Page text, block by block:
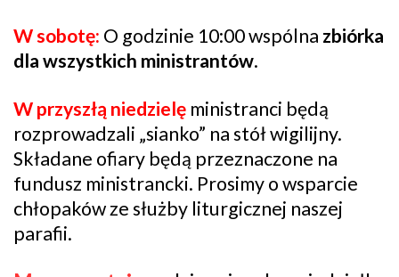
W sobotę: O godzinie 10:00 wspólna zbiórka
dla wszystkich ministrantów.
W przyszłą niedzielę ministranci będą
rozprowadzali „sianko” na stół wigilijny.
Składane ofiary będą przeznaczone na
fundusz ministrancki. Prosimy o wsparcie
chłopaków ze służby liturgicznej naszej
parafii.